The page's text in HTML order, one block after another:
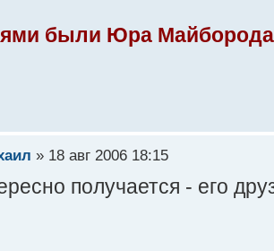
были Юра
» 18 авг 2006 18:15
получается - его